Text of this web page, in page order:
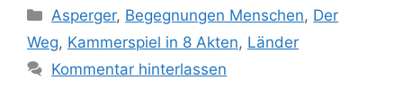
Kategorien
Asperger, Begegnungen Menschen, Der
Weg, Kammerspiel in 8 Akten, Länder
Kommentar hinterlassen